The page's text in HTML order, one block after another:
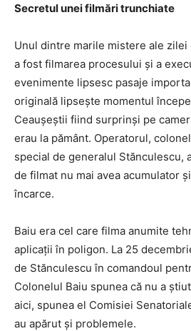
Secretul unei filmări trunchiate
Unul dintre marile mistere ale
a fost filmarea procesului şi a
evenimente lipsesc pasaje
originală lipseşte momentul
Ceauşeştii fiind surprinşi pe
erau la pământ. Operatorul,
special de generalul Stănculescu,
de filmat nu mai avea acumulator
încarce.
Baiu era cel care filma anumite
aplicaţii în poligon. La 25
de Stănculescu în comandoul
Colonelul Baiu spunea că nu a
aici, spunea el Comisiei
au apărut şi problemele.